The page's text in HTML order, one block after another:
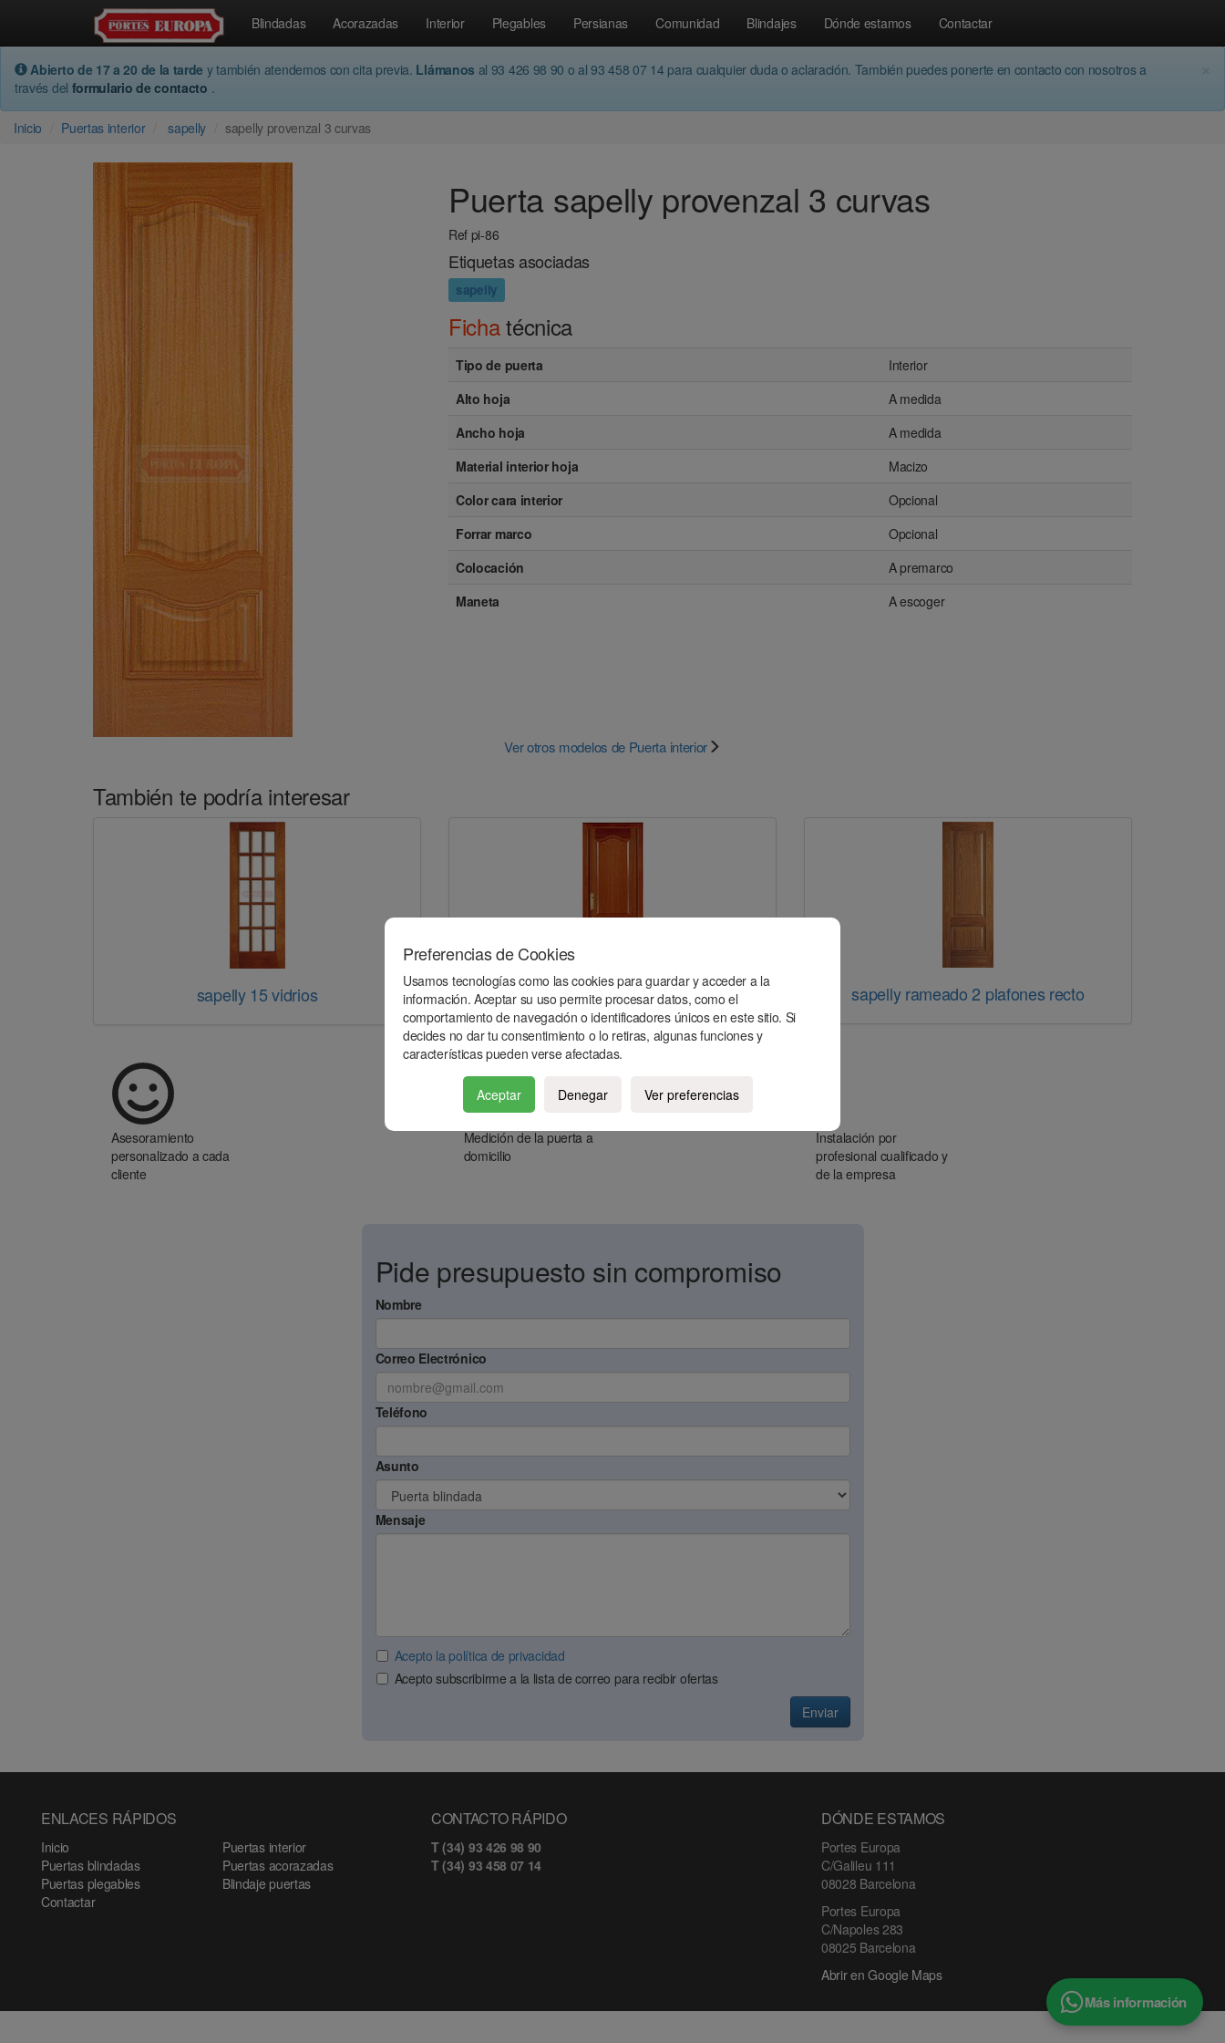
Blindadas Acorazadas Interior Plegables Persianas Comunidad Blindajes Dónde estamos Contactar
Abierto de 17 a 20 de la tarde y también atendemos con cita previa. Llámanos al 93 426 98 90 o al 93 458 07 14 para cualquier duda o aclaración. También puedes ponerte en contacto con nosotros a
través del formulario de contacto .
Inicio Puertas interior sapelly sapelly provenzal 3 curvas
Puerta sapelly provenzal 3 curvas
Ref pi-86
Etiquetas asociadas
sapelly
Fichatécnica
Tipo de puerta
Interior
Alto hoja
A medida
Ancho hoja
A medida
Material interior hoja
Macizo
Color cara interior
Opcional
Forrar marco
Opcional
Colocación
A premarco
Maneta
A escoger
Ver otros modelos de Puerta interior
También te podría interesar
sapelly 15 vidrios sapelly 2 plafones provenzal sapelly rameado 2 plafones recto
Asesoramiento
personalizado a cada
cliente
Medición de la puerta a
domicilio
Instalación por
profesional cualificado y
de la empresa
Pide presupuesto sin compromiso
Nombre
Correo Electrónico
Teléfono
Asunto
Mensaje
Acepto la política de privacidad
Acepto subscribirme a la lista de correo para recibir ofertas
Enviar
ENLACES RÁPIDOS
Inicio
Puertas interior
Puertas blindadas
Puertas acorazadas
Puertas plegables
Blindaje puertas
Contactar
CONTACTO RÁPIDO
T (34) 93 426 98 90
T (34) 93 458 07 14
DÓNDE ESTAMOS
Portes Europa
C/Galileu 111
08028 Barcelona
Portes Europa
C/Napoles 283
08025 Barcelona
Abrir en Google Maps
Más información
Preferencias de Cookies
Usamos tecnologías como las cookies para guardar y acceder a la
información. Aceptar su uso permite procesar datos, como el
comportamiento de navegación o identificadores únicos en este sitio. Si
decides no dar tu consentimiento o lo retiras, algunas funciones y
características pueden verse afectadas.
Aceptar Denegar Ver preferencias